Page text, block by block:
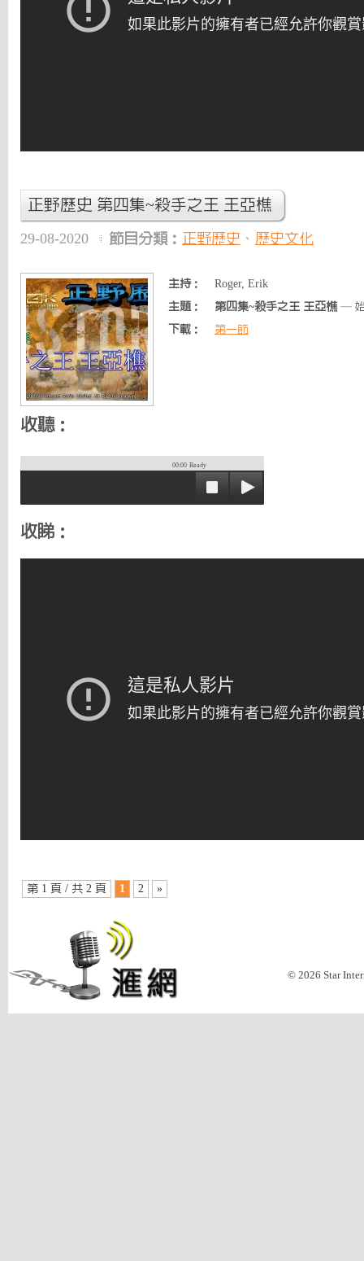
正野歷史 第四集~殺手之王 王亞樵
29-08-2020 節目分類： 正野歷史 、 歷史文化
主持：
Roger, Erik
主題：
第四集~殺手之王 王亞樵 —
下載：
第一節
收聽：
00:00 Ready
收睇：
第 1 頁 / 共 2 頁 1 2 »
© 2026 Star